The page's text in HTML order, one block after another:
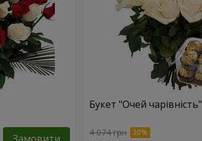
Замовити
Букет "Очей чарівність"
4 074 грн